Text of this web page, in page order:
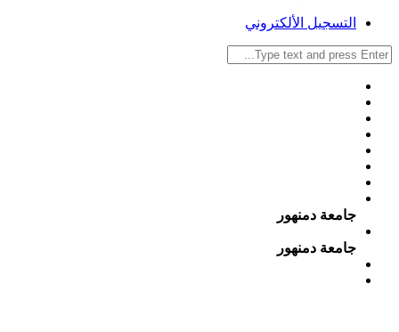
التسجيل الألكتروني
جامعة دمنهور
جامعة دمنهور